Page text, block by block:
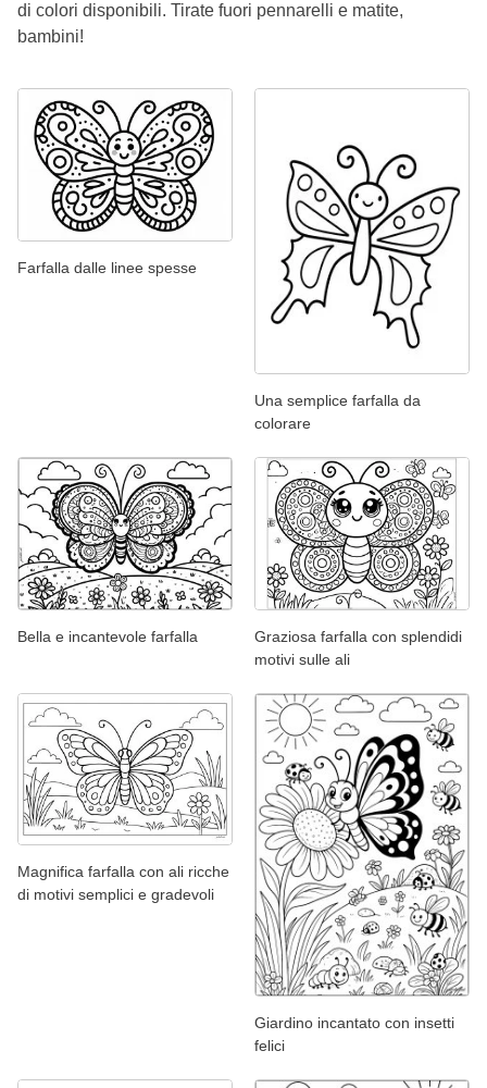
di colori disponibili. Tirate fuori pennarelli e matite,
bambini!
Farfalla dalle linee spesse
Una semplice farfalla da
colorare
Bella e incantevole farfalla
Graziosa farfalla con splendidi
motivi sulle ali
Magnifica farfalla con ali ricche
di motivi semplici e gradevoli
Giardino incantato con insetti
felici